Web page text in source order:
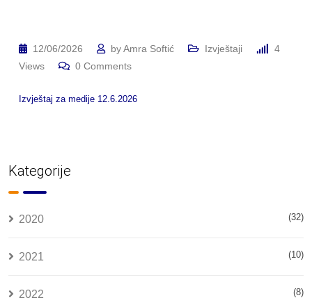
12/06/2026 byAmra Softić Izvještaji
4
Views
0 Comments
Izvještaj za medije 12.6.2026
Kategorije
2020 (32)
2021 (10)
2022 (8)